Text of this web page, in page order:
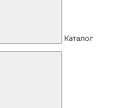
Каталог